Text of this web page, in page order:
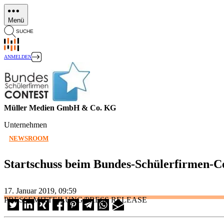
Direkt
zum
Inhalt
Menü
SUCHE
ANMELDEN
Müller Medien GmbH & Co. KG
Unternehmen
NEWSROOM
Startschuss beim Bundes-Schülerfirmen-
17. Januar 2019, 09:59
PRESSEMITTEILUNG/PRESS RELEASE